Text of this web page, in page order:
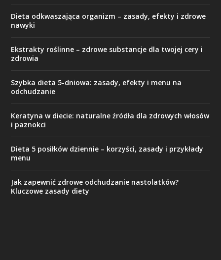
Dieta odkwaszająca organizm – zasady, efekty i zdrowe
nawyki
Ekstrakty roślinne – zdrowe substancje dla twojej cery i
zdrowia
Szybka dieta 5-dniowa: zasady, efekty i menu na
odchudzanie
Keratyna w diecie: naturalne źródła dla zdrowych włosów
i paznokci
Dieta 5 posiłków dziennie – korzyści, zasady i przykłady
menu
Jak zapewnić zdrowe odchudzanie nastolatków?
Kluczowe zasady diety